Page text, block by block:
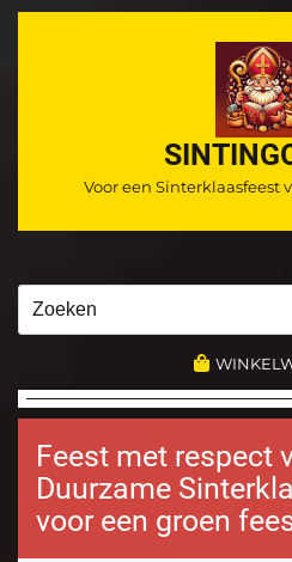
Ga
Voor een Sinterklaasfeest
Feest met respect
Duurzame
voor een groen